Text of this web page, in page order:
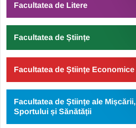
Facultatea de Litere
Facultatea de Științe
Facultatea de Științe Economice
Facultatea de Științe ale Mișcării,
Sportului și Sănătății